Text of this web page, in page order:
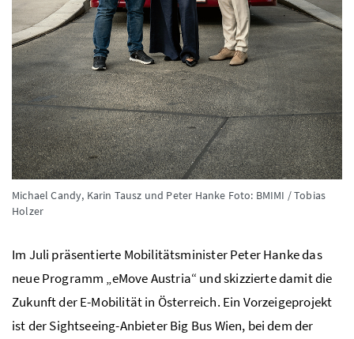
Michael Candy, Karin Tausz und Peter Hanke Foto: BMIMI / Tobias
Holzer
Im Juli präsentierte Mobilitätsminister Peter Hanke das
neue Programm „eMove Austria“ und skizzierte damit die
Zukunft der E-Mobilität in Österreich. Ein Vorzeigeprojekt
ist derSightseeing-Anbieter Big Bus Wien, bei dem der